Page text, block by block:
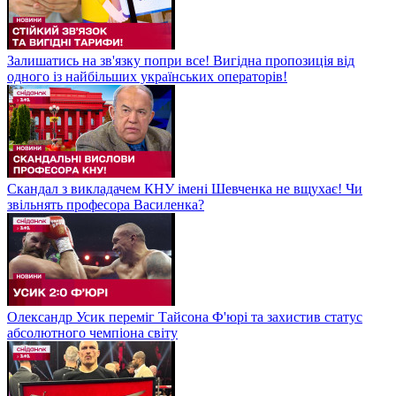
Залишатись на зв'язку попри все! Вигідна пропозиція від
одного із найбільших українських операторів!
Скандал з викладачем КНУ імені Шевченка не вщухає! Чи
звільнять професора Василенка?
Олександр Усик переміг Тайсона Ф'юрі та захистив статус
абсолютного чемпіона світу